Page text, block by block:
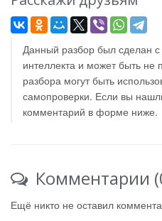
Данный разбор был сделан
интеллекта и может быть не
разбора могут быть
самопроверки. Если вы
комментарий в форме ниже.
Комментарии
Ещё никто не оставил